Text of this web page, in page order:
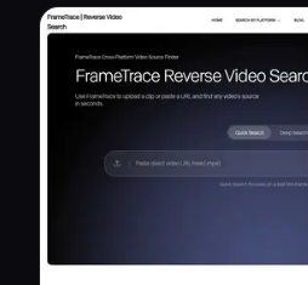
À propos